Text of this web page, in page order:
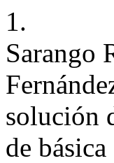
1.
Sarango
solución
de